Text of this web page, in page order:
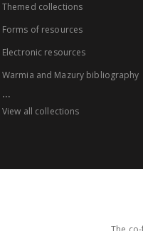
Themed collections
Forms of resources
Electronic resources
Warmia and Mazury bibliography
...
View all collections